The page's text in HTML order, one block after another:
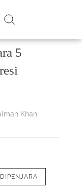
5
Khan